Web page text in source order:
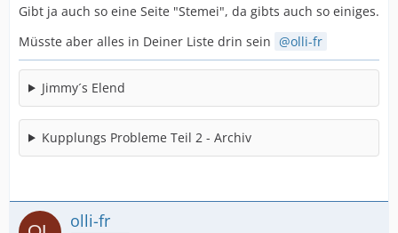
Gibt ja auch so eine Seite "Stemei", da gibts auch so einiges.
Müsste aber alles in Deiner Liste drin sein
olli-fr
Jimmy´s Elend
Kupplungs Probleme Teil 2 - Archiv
olli-fr